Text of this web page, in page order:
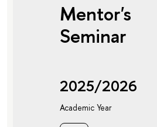
Mentor's
Seminar
2025/2026
Academic Year